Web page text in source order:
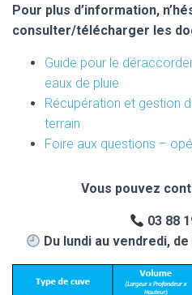
Pour plus d’information,
consulter/télécharger les
Guide pour le
eaux de pluie
Récupération et gestion
terrain
Foire aux questions –
Vous pouvez
03 88
Du lundi au vendredi,